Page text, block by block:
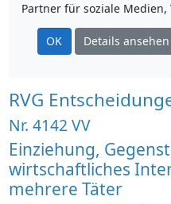
Partner für soziale
OK Details ansehen
RVG
Nr. 4142 VV
Einziehung,
wirtschaftliches
mehrere Täter